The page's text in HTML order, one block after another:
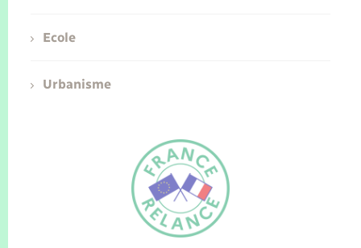
Ecole
Urbanisme